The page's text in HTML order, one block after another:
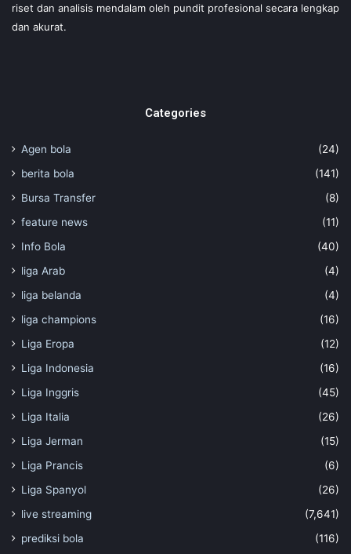
riset dan analisis mendalam oleh pundit profesional secara lengkap
dan akurat.
Categories
Agen bola
(24)
berita bola
(141)
Bursa Transfer
(8)
feature news
(11)
Info Bola
(40)
liga Arab
(4)
liga belanda
(4)
liga champions
(16)
Liga Eropa
(12)
Liga Indonesia
(16)
Liga Inggris
(45)
Liga Italia
(26)
Liga Jerman
(15)
Liga Prancis
(6)
Liga Spanyol
(26)
live streaming
(7,641)
prediksi bola
(116)